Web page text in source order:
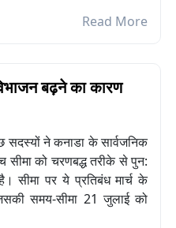
Read More
बढ़ने का कारण
ने कनाडा के सार्वजनिक
सीमा को चरणबद्ध तरीके से पुन:
पर ये प्रतिबंध मार्च के
समय-सीमा 21जुलाई को